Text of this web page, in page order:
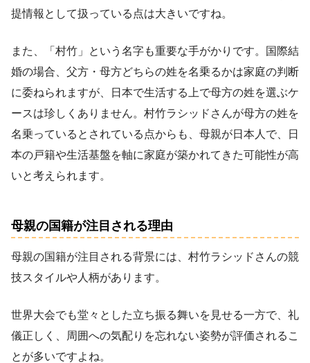
提情報として扱っている点は大きいですね。
また、「村竹」という名字も重要な手がかりです。国際結
婚の場合、父方・母方どちらの姓を名乗るかは家庭の判断
に委ねられますが、日本で生活する上で母方の姓を選ぶケ
ースは珍しくありません。村竹ラシッドさんが母方の姓を
名乗っているとされている点からも、母親が日本人で、日
本の戸籍や生活基盤を軸に家庭が築かれてきた可能性が高
いと考えられます。
母親の国籍が注目される理由
母親の国籍が注目される背景には、村竹ラシッドさんの競
技スタイルや人柄があります。
世界大会でも堂々とした立ち振る舞いを見せる一方で、礼
儀正しく、周囲への気配りを忘れない姿勢が評価されるこ
とが多いですよね。